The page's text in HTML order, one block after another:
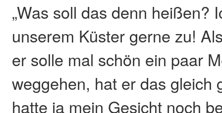
„Was soll das denn heißen?
unserem Küster gerne zu!
er solle mal schön ein paar
weggehen, hat er das gleich
hatte ja mein Gesicht noch